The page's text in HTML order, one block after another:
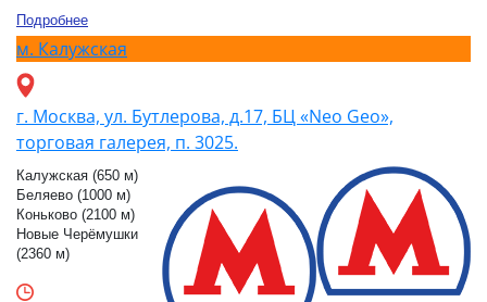
Подробнее
м. Калужская
г. Москва, ул. Бутлерова, д.17, БЦ «Neo Geo»,
торговая галерея, п. 3025.
Калужская (650 м)
Беляево (1000 м)
Коньково (2100 м)
Новые Черёмушки
(2360 м)